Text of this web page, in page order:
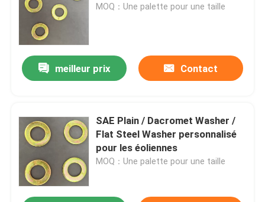
MOQ：Une palette pour une taille
meilleur prix Contact
SAE Plain / Dacromet Washer /
Flat Steel Washer personnalisé
pour les éoliennes
MOQ：Une palette pour une taille